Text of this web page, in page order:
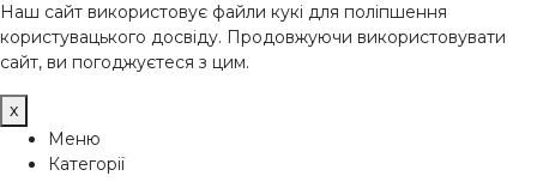
Наш сайт використовує файли кукі для поліпшення
користувацького досвіду. Продовжуючи використовувати
сайт, ви погоджуєтеся з цим.
x
Меню
Категорії